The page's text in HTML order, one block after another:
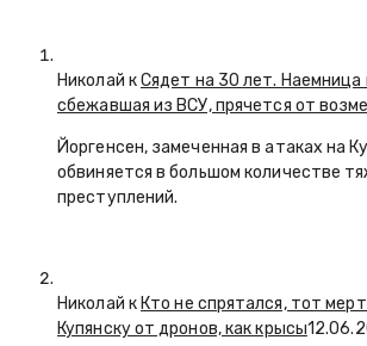
Николай кСядет на 30 лет. Наемница
сбежавшая из ВСУ, прячется от
Йоргенсен, замеченная в атаках на
обвиняется в большом количестве
преступлений.
Николай к Кто не спрятался, тот
Купянску от дронов, как крысы